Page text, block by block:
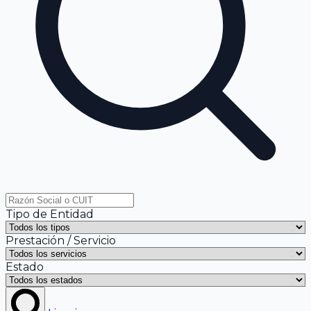
Tipo de Entidad
Prestación / Servicio
Estado